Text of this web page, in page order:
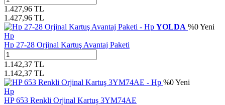
1.427,96 TL
1.427,96 TL
YOLDA %0Yeni
Hp
Hp 27-28 Orjinal Kartuş Avantaj Paketi
1.142,37 TL
1.142,37 TL
%0Yeni
Hp
HP 653 Renkli Orjinal Kartuş 3YM74AE